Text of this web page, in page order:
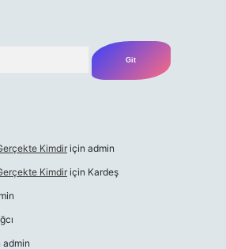
Kimdir için admin
Kimdir için Kardeş
admin